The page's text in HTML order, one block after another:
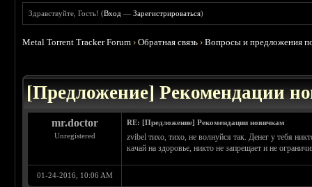
Здравствуйте, Гость! (Вход —Зарегистрироваться)
Metal Torrent Tracker Forum ›Обратная связь ›Вопросы и предложения
[Предложение] Рекомендации
mr.doctor
Unregistered
RE: [Предложение] Рекомендации новичкам
zvibel тихо, тихо, не волнуйся так. Денег у тебя
качай на здоровье, никто не запрещает и не
01-24-2016, 10:06 AM